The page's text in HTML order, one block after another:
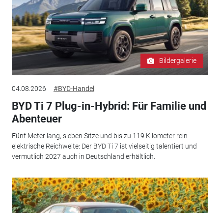
Bildergalerie
04.08.2026 #BYD-Handel
BYD Ti 7 Plug-in-Hybrid: Für Familie und
Abenteuer
Fünf Meter lang, sieben Sitze und bis zu 119 Kilometer rein
elektrische Reichweite: Der BYD Ti 7 ist vielseitig talentiert und
vermutlich 2027 auch in Deutschland erhältlich.